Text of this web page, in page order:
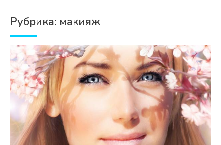
Дети
Свадьба
Дом
Жизнь
Хобби
Красота
Рубрика: макияж